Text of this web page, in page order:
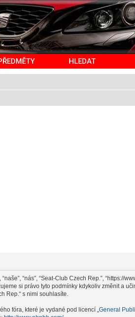
HLEDAT
“nás”, “Seat-Club Czech Rep.”,
si právo tyto podmínky kdykoliv změnit a
Rep.“ s nimi souhlasíte.
fóra, které je vydané pod licencí „General